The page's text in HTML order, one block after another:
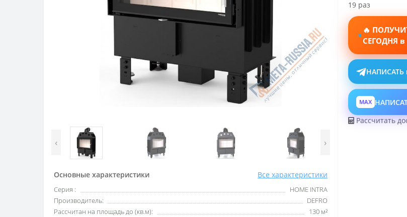
‹ ›
Основные характеристики Все характеристики
Серия :
HOME INTRA
Производитель:
DEFRO
Рассчитан на площадь до (кв.м):
130 м²
19 раз
🔥
СЕГОДНЯ в
НАПИСАТЬ
MAX
Рассчитать